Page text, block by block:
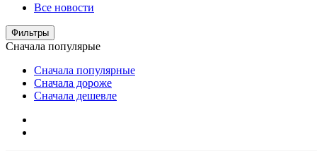
Все новости
Фильтры
Сначала популярые
Сначала популярные
Сначала дороже
Сначала дешевле